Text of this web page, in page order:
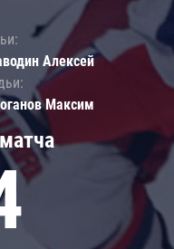
Алексей
Максим